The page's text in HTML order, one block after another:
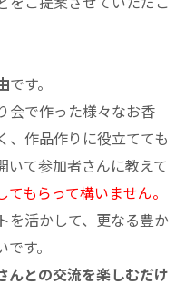
です。
会で作った様々なお香
、作品作りに役立てても
いて参加者さんに教えて
もらって構いません。
を活かして、更なる豊か
す。
んとの交流を楽しむだけ